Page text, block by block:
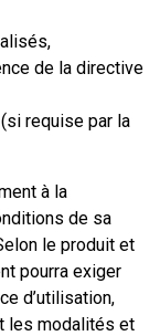
de la directive
(si requise par la
à la
de sa
le produit et
pourra exiger
d’utilisation,
les modalités et